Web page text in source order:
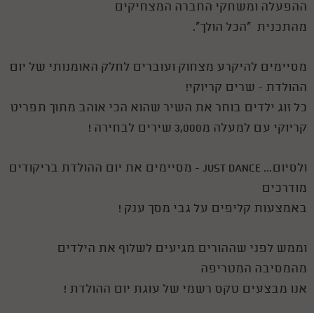
ההפעלה ומשחקי החברה המצחיקים
מהתכנית "הכל הולך".
מסיימים להיקרע מצחוק ועוברים לחלק האומנותי של יום
ההולדת - שרים קריוקי!
כל זוג ילדים בוחר את השיר שהוא הכי אוהב מתוך תפריט
קריוקי עם למעלה מ3,000 שירים לבחירה !
ולסיום... JUST DANCE - מסיימים את יום ההולדת בריקודים
מודרכים
באמצעות קליפים על גבי מסך ענק !
וממש לפני שההורים מגיעים לשלוף את הילדים
מהמסיבה המטריפה
אנו מבצעים טקס רשמי של עוגת יום ההולדת !